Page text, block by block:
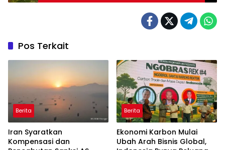
Pos Terkait
Berita
Iran Syaratkan
Kompensasi dan
Berita
Ekonomi Karbon Mulai
Ubah Arah Bisnis Global,